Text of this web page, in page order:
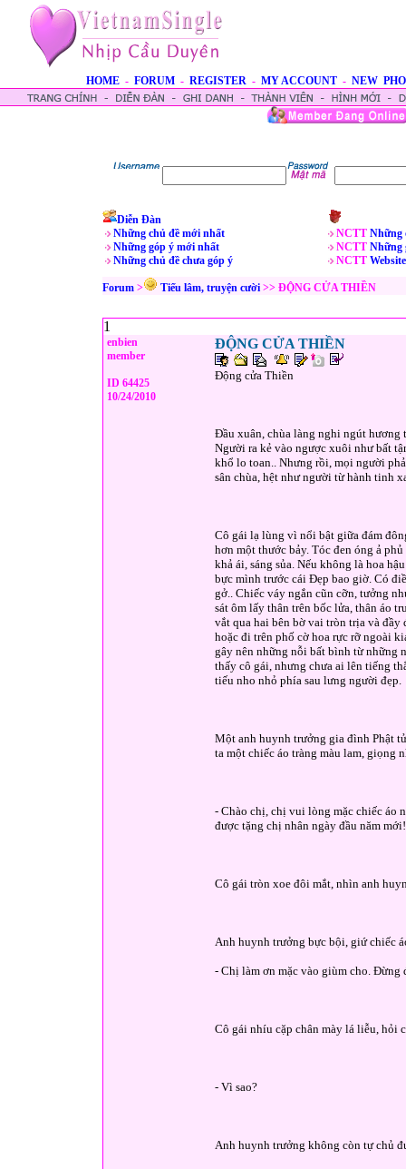
HOME - FORUM - REGISTER - MY ACCOUNT - NEW
Diễn Đàn
Những chủ đề mới nhất
Những góp ý mới nhất
Những chủ đề chưa góp ý
NCTT Những
NCTT Những
NCTT Website
Forum > Tiếu lâm, truyện cười >> ĐỘNG CỬA THIỀN
1
enbien
member
ID 64425
10/24/2010
ĐỘNG CỬA THIỀN
Động cửa Thiền
Đầu xuân, chùa làng nghi ngút hương
Người ra kẻ vào ngược xuôi như bất
khổ lo toan.. Nhưng rồi, mọi người
sân chùa, hệt như người từ hành tinh
Cô gái lạ lùng vì nổi bật giữa đám
hơn một thước bảy. Tóc đen óng ả
khả ái, sáng sủa. Nếu không là hoa
bực mình trước cái Đẹp bao giờ. Có
gở.. Chiếc váy ngắn cũn cỡn, tưởng
sát ôm lấy thân trên bốc lửa, thân áo
vắt qua hai bên bờ vai tròn trịa và đầy
hoặc đi trên phố cờ hoa rực rỡ ngoài
gây nên những nỗi bất bình từ những
thấy cô gái, nhưng chưa ai lên tiếng
tiếu nho nhỏ phía sau lưng người đẹp.
Một anh huynh trưởng gia đình Phật
ta một chiếc áo tràng màu lam, giọng
- Chào chị, chị vui lòng mặc chiếc áo
được tặng chị nhân ngày đầu năm mới!
Cô gái tròn xoe đôi mắt, nhìn anh
Anh huynh trưởng bực bội, giứ chiếc
- Chị làm ơn mặc vào giùm cho.
Cô gái nhíu cặp chân mày lá liễu, hỏi
- Vì sao?
Anh huynh trưởng không còn tự chủ